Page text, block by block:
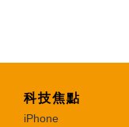
科技焦點
iPhone